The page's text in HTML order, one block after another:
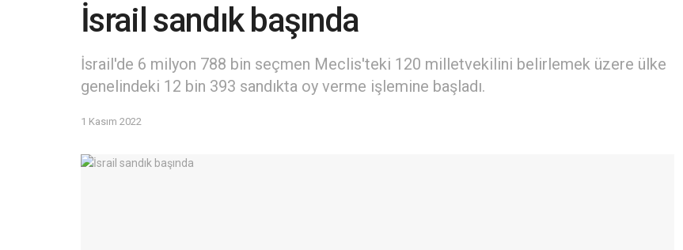
İsrail sandık başında
İsrail'de 6 milyon 788 bin seçmen Meclis'teki 120 milletvekilini belirlemek üzere ülke
genelindeki 12 bin 393 sandıkta oy verme işlemine başladı.
1 Kasım 2022